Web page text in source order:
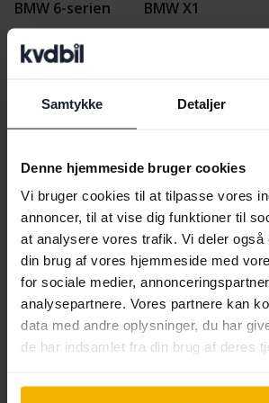
Samtykke Detaljer
Denne hjemmeside bruger cookies
Vi bruger cookies til at tilpasse vores
annoncer, til at vise dig funktioner til
at analysere vores trafik. Vi deler også
din brug af vores hjemmeside med
for sociale medier,
analysepartnere. Vores partnere kan
data med andre oplysninger, du har
de har indsamlet fra din brug af deres
BMW 6-serien BMW X1
Bilmærker
Alfa Romeo
Aston Martin
Audi
Bentley
BMW
Hyundai
Iveco
Jaguar
KIA
Land Rover